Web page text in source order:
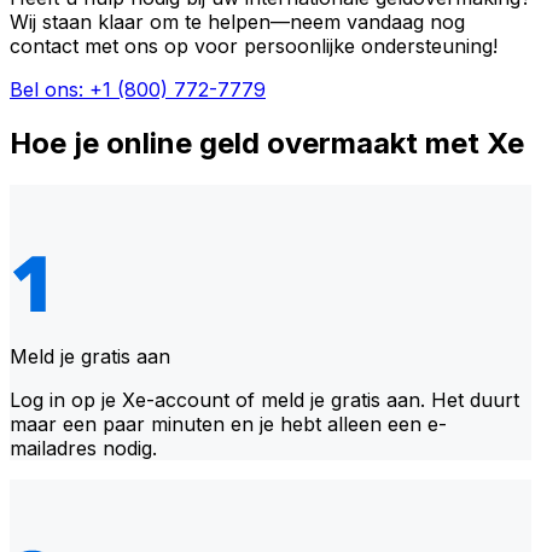
Wij staan klaar om te helpen—neem vandaag nog
contact met ons op voor persoonlijke ondersteuning!
Bel ons: +1 (800) 772-7779
Hoe je online geld overmaakt met Xe
Meld je gratis aan
Log in op je Xe-account of meld je gratis aan. Het duurt
maar een paar minuten en je hebt alleen een e-
mailadres nodig.